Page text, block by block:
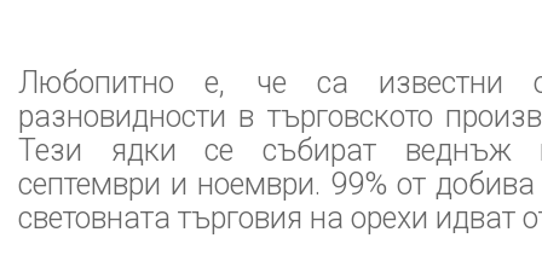
Любопитно е, че са известни
разновидности в търговското
Тези ядки се събират веднъж
септември и ноември. 99% от
световната търговия на орехи идват